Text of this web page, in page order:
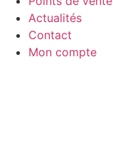
Actualités
Contact
Mon compte